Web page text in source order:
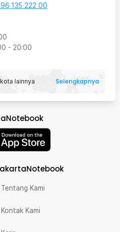
135 222 00
- 20:00
lainnya Selengkapnya
Tentang Kami
Kontak Kami